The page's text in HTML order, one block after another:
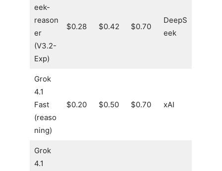
eek-
reason
er
(V3.2-
Exp)
$0.28 $0.42 $0.70
DeepS
eek
Grok
4.1
Fast
(reaso
ning)
$0.20 $0.50 $0.70 xAI
Grok
4.1